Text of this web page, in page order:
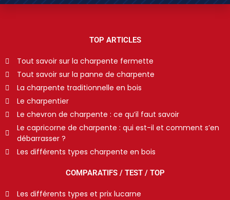
TOP ARTICLES
Tout savoir sur la charpente fermette
Tout savoir sur la panne de charpente
La charpente traditionnelle en bois
Le charpentier
Le chevron de charpente : ce qu’il faut savoir
Le capricorne de charpente : qui est-il et comment s’en
débarrasser ?
Les différents types charpente en bois
COMPARATIFS / TEST / TOP
Les différents types et prix lucarne